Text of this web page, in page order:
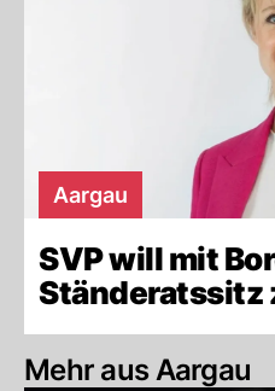
Aargau
SVP will mit
Ständeratssitz
Mehr aus Aargau